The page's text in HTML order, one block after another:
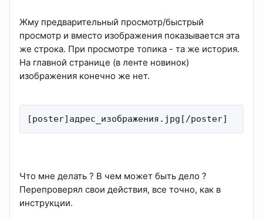
Жму предварительный просмотр/быстрый
просмотр и вместо изображения показывается эта
же строка. При просмотре топика - та же история.
На главной странице (в ленте новинок)
изображения конечно же нет.
[poster]адрес_изображения.jpg[/poster]
Что мне делать ? В чем может быть дело ?
Перепроверял свои действия, все точно, как в
инструкции.